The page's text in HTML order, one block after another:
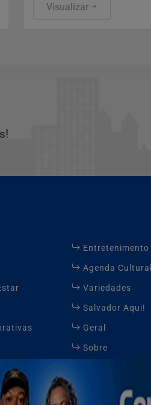
plataforma
Visualizar
Entretenimento
Agenda
Variedades
Salvador Aqui!
Geral
Sobre